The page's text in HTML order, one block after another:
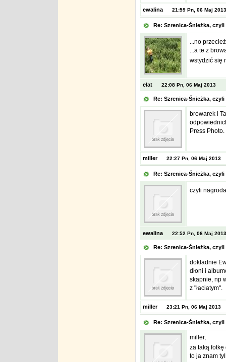
ewalina 21:59 Pn, 06 Maj 2013
Re: Szrenica-Śnieżka,
...no
...a te z
wstydzić się
elat 22:08 Pn, 06 Maj 2013
Re: Szrenica-Śnieżka,
browarek i
Press Photo.
miller 22:27 Pn, 06 Maj 2013
Re: Szrenica-Śnieżka,
czyli
ewalina 22:52 Pn, 06 Maj 2013
Re: Szrenica-Śnieżka,
dokładnie
dłoni i
skapnie, np
z "łaciatym".
miller 23:21 Pn, 06 Maj 2013
Re: Szrenica-Śnieżka,
miller,
za taką fotkę
to ja znam